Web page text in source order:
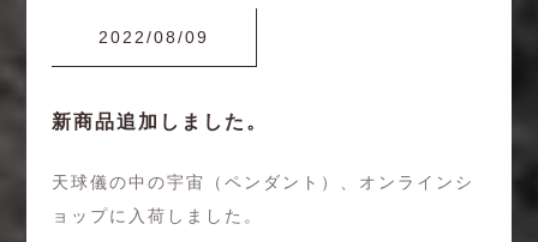
2022/08/09
新商品追加しました。
天球儀の中の宇宙（ペンダント）、オンラインシ
ョップに入荷しました。